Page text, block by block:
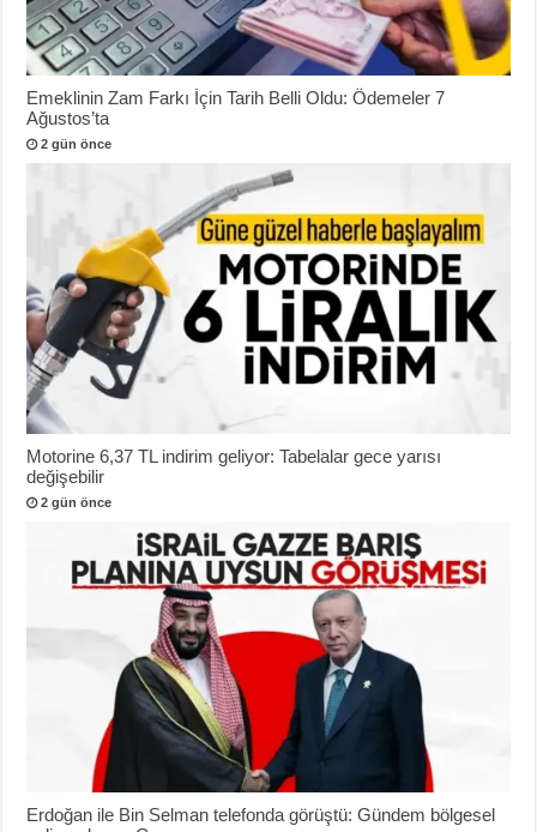
Emeklinin Zam Farkı İçin Tarih Belli Oldu: Ödemeler 7
Ağustos’ta
2 gün önce
Motorine 6,37 TL indirim geliyor: Tabelalar gece yarısı
değişebilir
2 gün önce
Erdoğan ile Bin Selman telefonda görüştü: Gündem bölgesel